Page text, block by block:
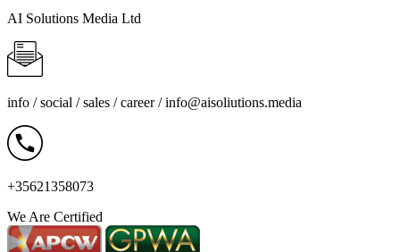
AI Solutions Media Ltd
info / social / sales / career /info@aisoliutions.media
+35621358073
We Are Certified